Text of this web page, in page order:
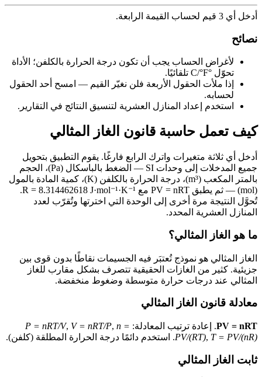
أدخل أي 3 قيم لحساب القيمة الرابعة.
نصائح
لأغراض الحساب يجب أن تكون درجة الحرارة بالكلفن؛ الأداة
تحوّل °C/°F تلقائيًا.
إذا ملأت الحقول الأربعة فلن نغيّر القيم — امسح أحد الحقول
لحسابه.
استخدم إعداد المنازل العشرية لتنسيق النتائج في التقارير.
كيف تعمل حاسبة قانون الغاز المثالي
أدخل أي ثلاثة متغيرات واترك الرابع فارغًا. يقوم التطبيق بتحويل
جميع المدخلات إلى وحدات SI — الضغط بالباسكال (Pa)، الحجم
بالمتر المكعب (m³)، درجة الحرارة بالكلفن (K)، كمية المادة بالمول
(mol) — ثم يطبق PV = nRT مع R = 8.314462618 J·mol⁻¹·K⁻¹.
تُحوَّل النتيجة مرة أخرى إلى الوحدة التي اخترتها وتُقرّب لعدد
المنازل العشرية المحدد.
ما هو الغاز المثالي؟
الغاز المثالي هو نموذج تُعتبَر فيه الجسيمات نقاطًا بدون قوى بين
جزيئية. كثير من الغازات الحقيقية تتصرف بشكل مقارب للغاز
المثالي عند درجات حرارة متوسطة وضغوط منخفضة.
معادلة قانون الغاز المثالي
PV = nRT. إعادة ترتيب المعادلة: P = nRT/V, V = nRT/P, n =
PV/(RT), T = PV/(nR) . استخدم دائمًا درجة الحرارة المطلقة (كلفن).
ثابت الغاز المثالي